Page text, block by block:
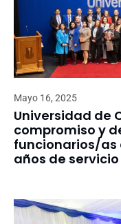
Mayo 16, 2025
Universidad de
compromiso y
funcionarios/as
años de servicio